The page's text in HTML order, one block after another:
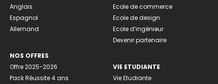
Anglais
Espagnol
Allemand
NOS OFFRES
Offre 2025-2026
Pack Réussite 4 ans
Ecole de commerce
Ecole de design
Ecole d’ingénieur
Devenir partenaire
VIE ETUDIANTE
Vie Etudiante